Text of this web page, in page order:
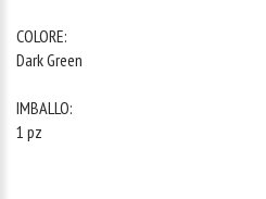
COLORE:
Dark Green
IMBALLO:
1 pz